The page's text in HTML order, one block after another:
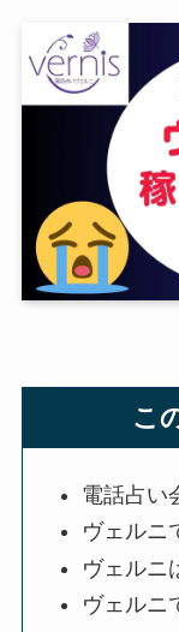
こ
電話占い
ヴェルニ
ヴェルニ
ヴェルニ